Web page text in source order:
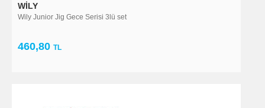
WILY
Wily Junior Jig Gece Serisi 3lü set
460,80 TL